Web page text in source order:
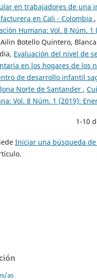
en trabajadores de una
en Cali - Colombia ,
Humana: Vol. 8 Núm. 1
Botello Quintero,
Evaluación del nivel de
en los hogares de los
de desarrollo infantil
Norte de Santander ,
Vol. 8 Núm. 1 (2019):
1-10
Iniciar una búsqueda
as